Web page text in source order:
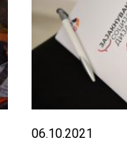
06.10.2021